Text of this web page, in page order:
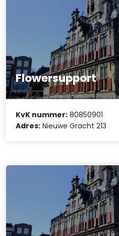
Flowersupport
KvK nummer: 80850901
Adres: Nieuwe Gracht 213